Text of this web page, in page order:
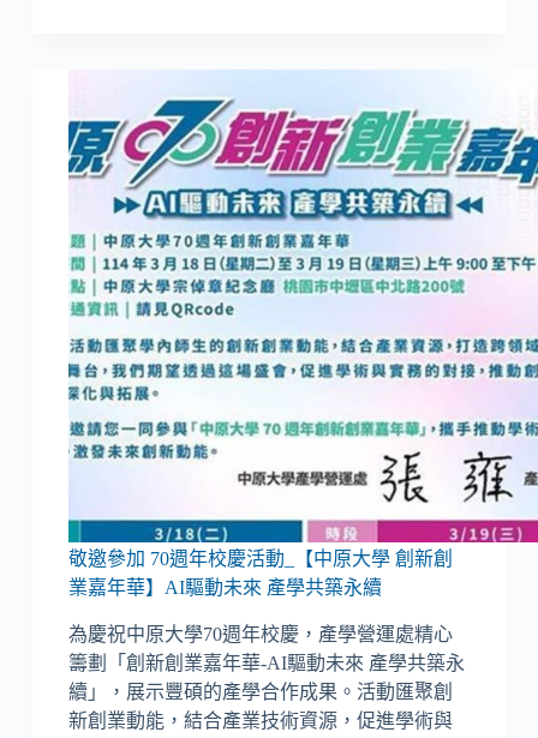
敬邀參加 70週年校慶活動_【中原大學 創新創
業嘉年華】AI驅動未來 產學共築永續
為慶祝中原大學70週年校慶，產學營運處精心
籌劃「創新創業嘉年華-AI驅動未來 產學共築永
續」，展示豐碩的產學合作成果。活動匯聚創
新創業動能，結合產業技術資源，促進學術與